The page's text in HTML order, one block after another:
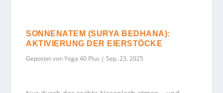
SONNENATEM (SURYA BEDHANA):
AKTIVIERUNG DER EIERSTÖCKE
Gepostet vonYoga 40 Plus |Sep. 23, 2025